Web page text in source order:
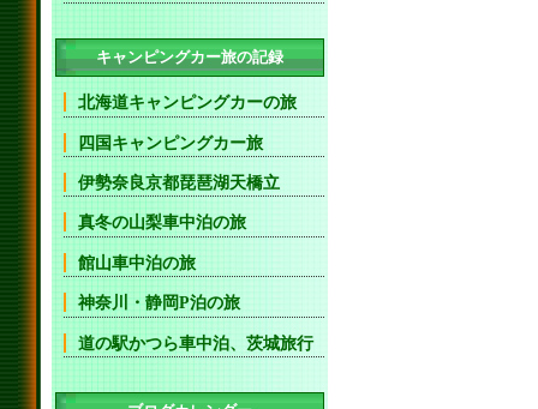
キャンピングカー旅の記録
北海道キャンピングカーの旅
四国キャンピングカー旅
伊勢奈良京都琵琶湖天橋立
真冬の山梨車中泊の旅
館山車中泊の旅
神奈川・静岡P泊の旅
道の駅かつら車中泊、茨城旅行